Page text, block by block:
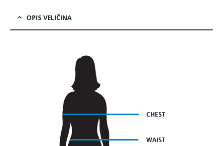
OPIS VELIČINA